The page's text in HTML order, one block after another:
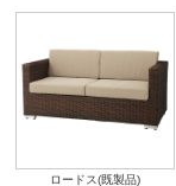
ロードス(既製品)